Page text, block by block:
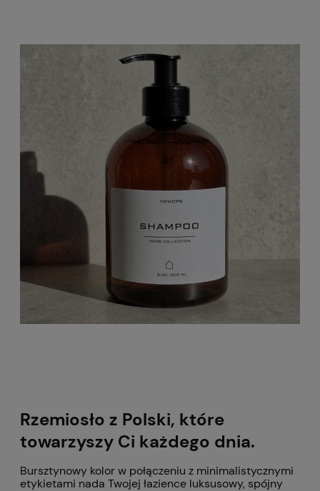
Rzemiosło z Polski, które
towarzyszy Ci każdego dnia.
Bursztynowy kolor w połączeniu z minimalistycznymi
etykietami nada Twojej łazience luksusowy, spójny